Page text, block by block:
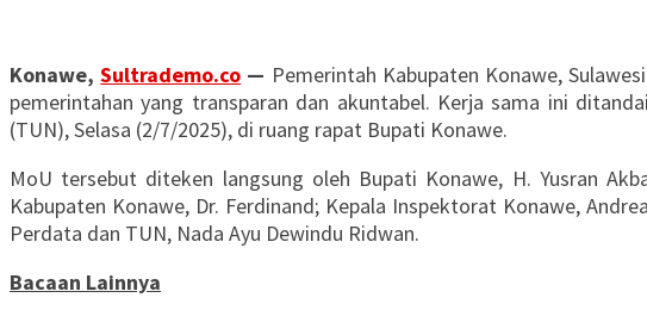
Konawe,Sultrademo.co — Pemerintah Kabupaten Konawe,
pemerintahan yang transparan dan akuntabel. Kerja sama ini
(TUN), Selasa (2/7/2025), di ruang rapat Bupati Konawe.
MoU tersebut diteken langsung oleh Bupati Konawe, H. Yusran
Kabupaten Konawe, Dr. Ferdinand; Kepala Inspektorat Konawe,
Perdata dan TUN, Nada Ayu Dewindu Ridwan.
Bacaan Lainnya